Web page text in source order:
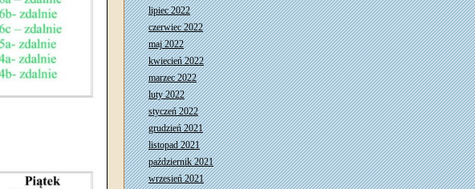
lipiec 2022
czerwiec 2022
maj 2022
kwiecień 2022
marzec 2022
luty 2022
styczeń 2022
grudzień 2021
listopad 2021
październik 2021
wrzesień 2021